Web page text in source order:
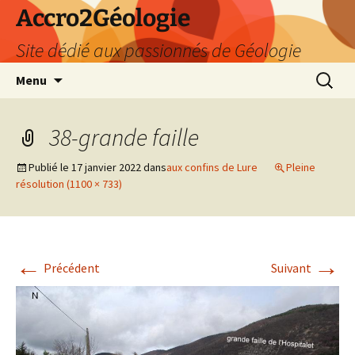
Accro2Géologie
Site dédié aux passionnés de Géologie
Menu
38-grande faille
Publié le 17 janvier 2022dansaux confins de Lure
Pleine
résolution (1100 × 733)
← Précédent Suivant →